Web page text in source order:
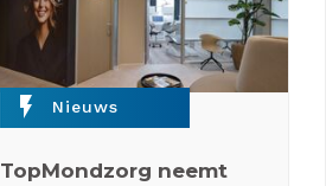
flash_on Nieuws
TopMondzorg neemt